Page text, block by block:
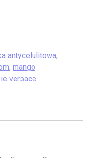
antycelulitowa,
, mango
versace